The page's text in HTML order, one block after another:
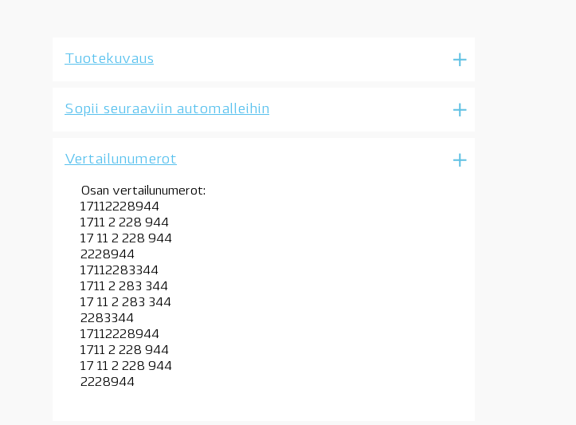
OETuotekuvaus
Sopii seuraaviin automalleihin
Vertailunumerot
Osan vertailunumerot:
17112228944
1711 2 228 944
17 11 2 228 944
2228944
17112283344
1711 2 283 344
17 11 2 283 344
2283344
17112228944
1711 2 228 944
17 11 2 228 944
2228944